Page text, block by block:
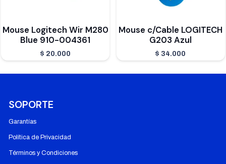
Mouse Logitech Wir M280
Blue 910-004361
$ 20.000
Mouse c/Cable LOGITECH
G203 Azul
$ 34.000
SOPORTE
Garantías
Política de Privacidad
Términos y Condiciones